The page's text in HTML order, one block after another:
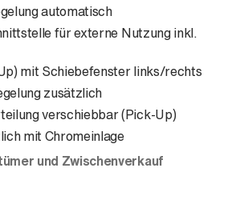
automatisch
für externe Nutzung inkl.
mit Schiebefenster links/rechts
zusätzlich
verschiebbar (Pick-Up)
mit Chromeinlage
und Zwischenverkauf